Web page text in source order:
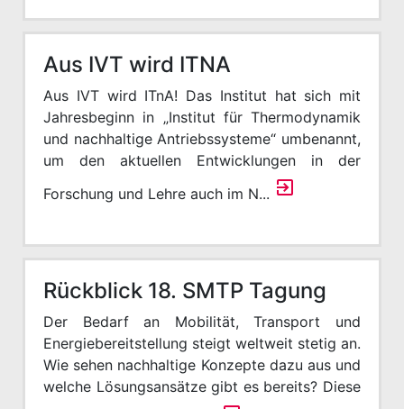
Aus IVT wird ITNA
Aus IVT wird ITnA! Das Institut hat sich mit
Jahresbeginn in „Institut für Thermodynamik
und nachhaltige Antriebssysteme“ umbenannt,
um den aktuellen Entwicklungen in der
Forschung und Lehre auch im N...
Rückblick 18. SMTP Tagung
Der Bedarf an Mobilität, Transport und
Energiebereitstellung steigt welt­weit stetig an.
Wie sehen nachhaltige Konzepte dazu aus und
welche Lösungs­ansätze gibt es bereits? Diese